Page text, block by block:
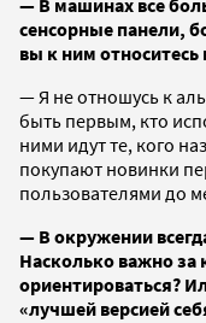
— В машинах все
сенсорные панели,
вы к ним относитесь
— Я не отношусь к
быть первым, кто
ними идут те, кого
покупают новинки
пользователями до
— В окружении
Насколько важно за
ориентироваться?
«лучшей версией